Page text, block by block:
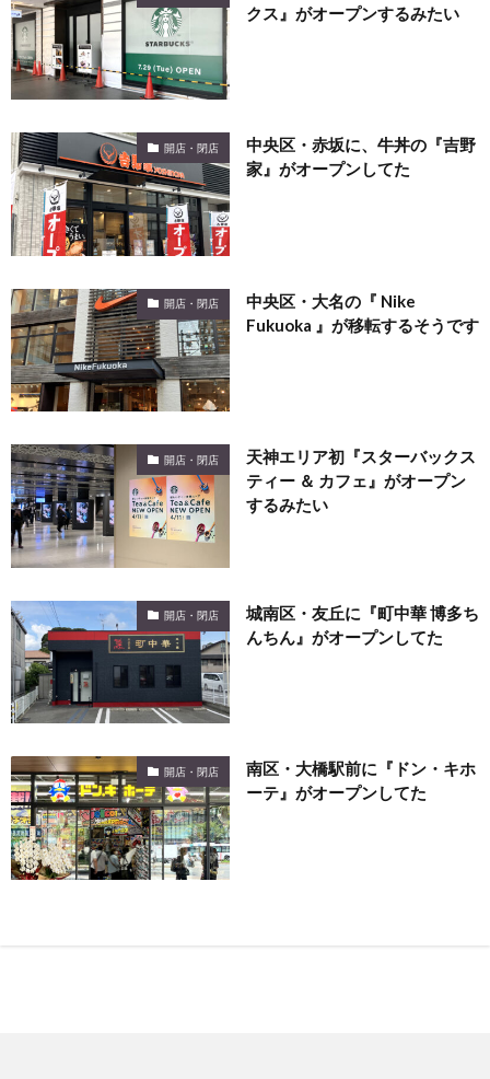
クス』がオープンするみたい
開店・閉店
中央区・赤坂に、牛丼の『吉野
家』がオープンしてた
開店・閉店
中央区・大名の『 Nike
Fukuoka 』が移転するそうです
開店・閉店
天神エリア初『スターバックス
ティー ＆ カフェ』がオープン
するみたい
開店・閉店
城南区・友丘に『町中華 博多ち
んちん』がオープンしてた
開店・閉店
南区・大橋駅前に『ドン・キホ
ーテ』がオープンしてた